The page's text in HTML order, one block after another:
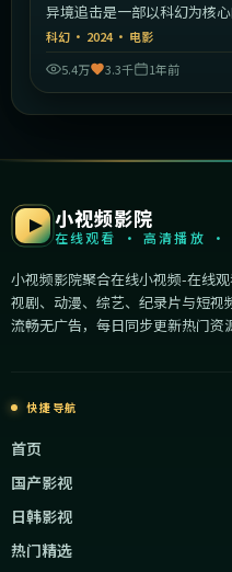
异境追击是一部以科幻为核
物成长展开，整体节奏紧凑，
科幻 · 2024· 电影
5.4万
3.3千 1年前
小视频影院
在线观看 · 高清播放 ·
小视频影院聚合在线小视频-在线
视剧、动漫、综艺、纪录片与短
流畅无广告，每日同步更新热门资
快捷导航
首页
国产影视
日韩影视
热门精选